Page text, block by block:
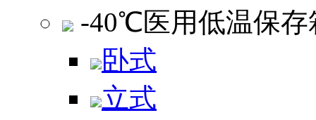
-40℃医用低温保存
卧式
立式